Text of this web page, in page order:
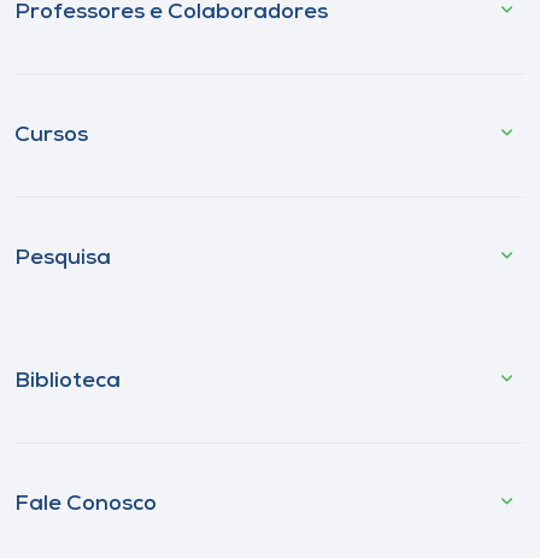
Professores e Colaboradores
Cursos
Pesquisa
Biblioteca
Fale Conosco